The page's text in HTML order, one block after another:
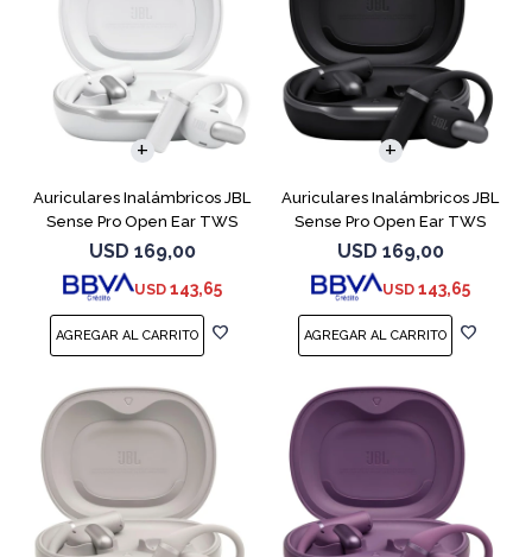
Auriculares Inalámbricos JBL
Sense Pro Open Ear TWS
Blanco
USD 169,00
USD 143,65
Auriculares Inalámbricos JBL
Sense Pro Open Ear TWS
Negro
USD 169,00
USD 143,65